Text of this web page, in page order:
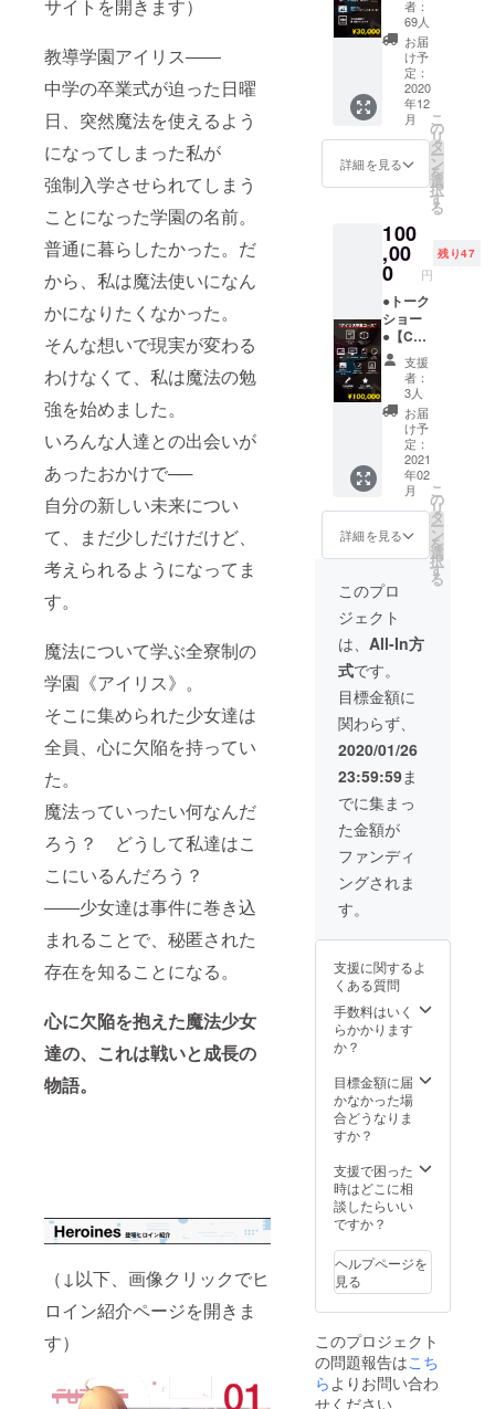
サイトを開きます）
教導学園アイリス――
中学の卒業式が迫った日曜
日、突然魔法を使えるよう
になってしまった私が
強制入学させられてしまう
ことになった学園の名前。
普通に暮らしたかった。だ
から、私は魔法使いになん
かになりたくなかった。
そんな想いで現実が変わる
わけなくて、私は魔法の勉
強を始めました。
いろんな人達との出会いが
あったおかけで──
自分の新しい未来につい
て、まだ少しだけだけど、
考えられるようになってま
す。
魔法について学ぶ全寮制の
学園《アイリス》。
そこに集められた少女達は
全員、心に欠陥を持ってい
た。
魔法っていったい何なんだ
ろう？ どうして私達はこ
こにいるんだろう？
――少女達は事件に巻き込
まれることで、秘匿された
存在を知ることになる。
心に欠陥を抱えた魔法少女
達の、これは戦いと成長の
物語。
（↓以下、画像クリックでヒ
ロイン紹介ページを開きま
す）
みを記
載する
形とな
ります
こと、
予めご
了承く
ださ
F6キャ
ンバス
アート
１種
（全６
種） ●
第一部
EDクレ
ジッ
ト ※１
●三部作
ケージ
収納
ボック
ス
○『LAC
KGIRL
』第一
部パッ
ケージ
版 ○ロ
ゴス
テッ
カー ○
お礼状
○制作レ
ポート
○アイリ
ス生徒
名簿 ※
２ ※１
＆２ ◇
記載希
望のお
名前を
全角10
文字
（半角
20文
字）以
内で、
また
SNSア
カウン
トの
URL
を、備
考欄に
ご記入
載を希
ない場
合は
「記載
不要」
とご記
さい。
◇お名
前・
SNSア
トが公
序良俗
に反す
る場
るいは
当方が
不適切
と判断
合は、
CAMPF
IREのア
カウン
者：
69人
お届
け予
定：
2020
年12
月
詳細を見る
こ
の
リ
タ
ー
ン
を
選
択
す
る
100
,00
0 円
残り47
●トーク
ショー
●【CF
限定】
アイリ
ス徽章
●【CF
限定】
【描き
下ろ
し】直
筆サイ
ン色紙
☆F6
キャン
バス
アート
１種
（全６
種） ○
第一部
EDクレ
ジッ
ト ※１
○三部作
パッ
ケージ
収納
ボック
ス
○『LAC
KGIRL
』第一
部パッ
ゴス
カー ○
お礼状
○制作レ
ポート
○アイリ
名簿 ※
２ ※１
＆２ ◇
記載希
名前を
全角10
文字
（半角
字）以
内で、
また
SNSア
トの
URL
を、備
考欄に
支援
者：
3人
お届
け予
定：
2021
年02
月
詳細を見る
こ
の
リ
タ
ー
ン
を
選
択
す
る
このプロ
ジェクト
は、 All-In方
式です。
目標金額に
関わらず、
2020/01/26
23:59:59ま
でに集まっ
た金額が
ファンディ
ングされま
す。
支援に関するよ
くある質問
手数料はいく
らかかります
か？
目標金額に届
かなかった場
合どうなりま
すか？
支援で困った
時はどこに相
談したらいい
ですか？
ヘルプページを
見る
このプロジェクト
の問題報告はこち
らよりお問い合わ
せください